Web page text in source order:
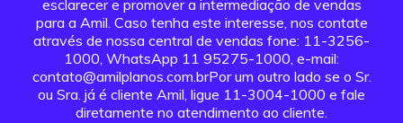
esclarecer e promover a intermediação de vendas
para a Amil. Caso tenha este interesse, nos contate
através de nossa central de vendas fone: 11-3256-
1000, WhatsApp 11 95275-1000, e-mail:
contato@amilplanos.com.brPor um outro lado se o Sr.
ou Sra. já é cliente Amil, ligue 11-3004-1000 e fale
diretamente no atendimento ao cliente.